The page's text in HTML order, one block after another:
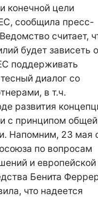
конечной цели
сообщила пресс-
считает,
будет зависеть
поддерживать
диалог со
в т.ч.
развития
с принципом общей
Напомним, 23 мая
по вопросам
и европейской
Бенита
что надеется